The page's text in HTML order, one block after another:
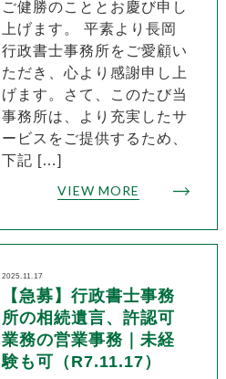
ご健勝のこととお慶び申し
上げます。 平素より長岡
行政書士事務所をご愛顧い
ただき、心より感謝申し上
げます。さて、このたび当
事務所は、より充実したサ
ービスをご提供するため、
下記 […]
VIEW MORE
2025.11.17
【急募】行政書士事務
所の相続遺言、許認可
業務の営業事務｜未経
験も可（R7.11.17）